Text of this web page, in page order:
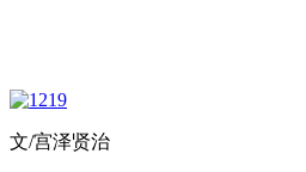
文/宫泽贤治